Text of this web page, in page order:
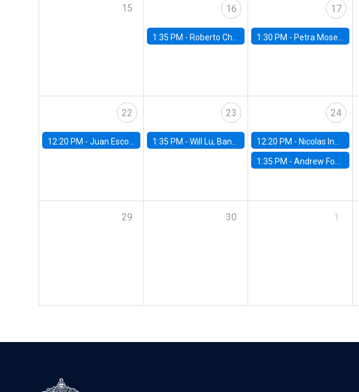
15 16
1:35 PM - Roberto Chang, Rutgers University
17
1:30 PM - Petra Moser, NYU Stern
22
12:20 PM - Juan Escobar, Universidad de Chile
23
1:35 PM - Will Lu, Banco Central de Chile
24
12:20 PM - Nicolas Inostroza, Rotman School of Management, University of Toronto
1:35 PM -Andrew Foster, Brown University
29 30 1